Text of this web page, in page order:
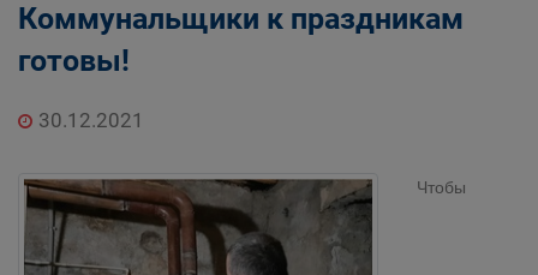
Коммунальщики к праздникам
готовы!
30.12.2021
Чтобы